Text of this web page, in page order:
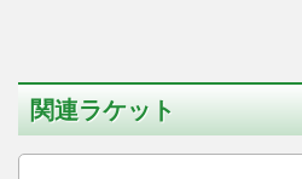
関連ラケット